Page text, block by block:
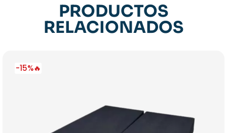
PRODUCTOS
RELACIONADOS
-15%🔥